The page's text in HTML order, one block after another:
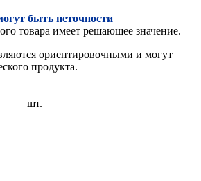
быть неточности
товара имеет решающее значение.
ориентировочными и могут
продукта.
шт.